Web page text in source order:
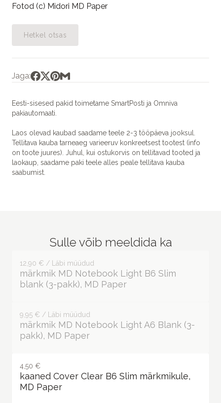
Fotod (c) Midori MD Paper
Hetkel otsas
Jaga:
Eesti-sisesed pakid toimetame SmartPosti ja Omniva
pakiautomaati.
Laos olevad kaubad saadame teele 2-3 tööpäeva jooksul.
Tellitava kauba tarneaeg varieeruv konkreetsest tootest (info
on toote juures). Juhul, kui ostukorvis on tellitavad tooted ja
laokaup, saadame paki teele alles peale tellitava kauba
saabumist.
Sulle võib meeldida ka
12,90 € / Läbi müüdud
märkmik MD Notebook Light B6 Slim
blank (3-pakk), MD Paper
9,95 € / Läbi müüdud
märkmik MD Notebook Light A6 Blank (3-
pakk), MD Paper
4,50 €
kaaned Cover Clear B6 Slim märkmikule,
MD Paper